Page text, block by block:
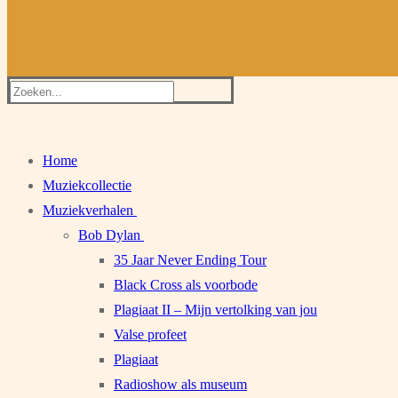
Zoeken
Home
Muziekcollectie
Muziekverhalen
Bob Dylan
35 Jaar Never Ending Tour
Black Cross als voorbode
Plagiaat II – Mijn vertolking van jou
Valse profeet
Plagiaat
Radioshow als museum